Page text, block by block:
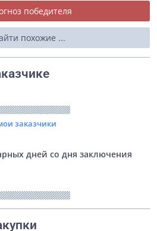
победителя
похожие ...
заказчики
дней со дня заключения